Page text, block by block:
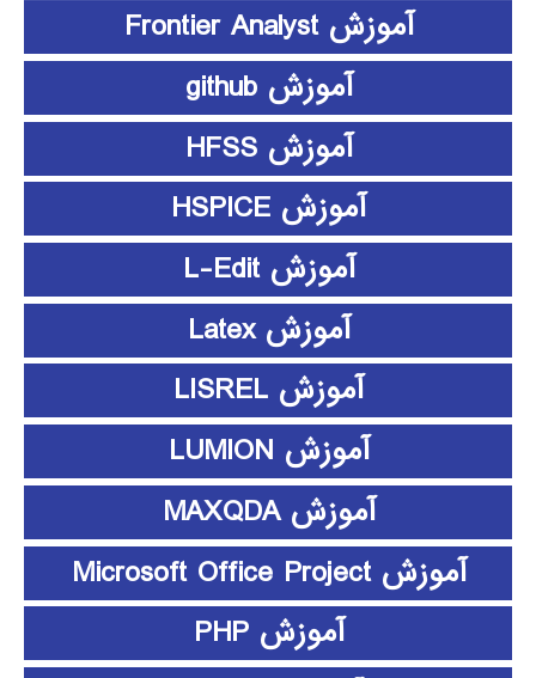
آموزش Frontier Analyst
آموزش github
آموزش HFSS
آموزش HSPICE
آموزش L-Edit
آموزش Latex
آموزش LISREL
آموزش LUMION
آموزش MAXQDA
آموزش Microsoft Office Project
آموزش PHP